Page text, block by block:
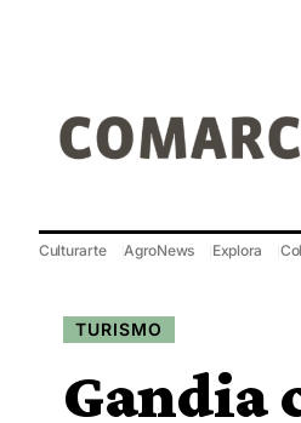
Culturarte AgroNews Explora
TURISMO
Gandia